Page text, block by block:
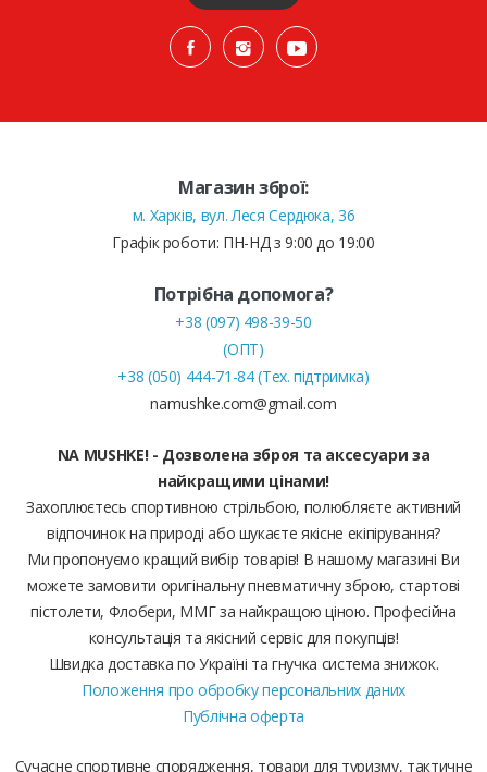
Магазин зброї:
м. Харків, вул. Леся Сердюка, 36
Графік роботи: ПН-НД з 9:00 до 19:00
Потрібна допомога?
+38 (097) 498-39-50
(ОПТ)
+38 (050) 444-71-84 (Тех. підтримка)
namushke.com@gmail.com
NA MUSHKE! - Дозволена зброя та аксесуари за
найкращими цінами!
Захоплюєтесь спортивною стрільбою, полюбляєте активний
відпочинок на природі або шукаєте якісне екіпірування?
Ми пропонуємо кращий вибір товарів! В нашому магазині Ви
можете замовити оригінальну пневматичну зброю, стартові
пістолети, Флобери, ММГ за найкращою ціною. Професійна
консультація та якісний сервіс для покупців!
Швидка доставка по Україні та гнучка система знижок.
Положення про обробку персональних даних
Публічна оферта
Сучасне спортивне спорядження, товари для туризму, тактичне